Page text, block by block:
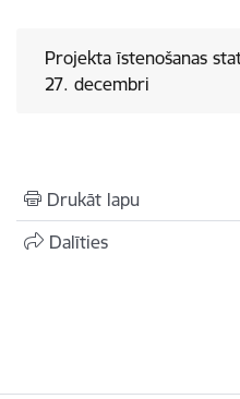
Projekta īstenošanas
27. decembri
Drukāt lapu
Dalīties